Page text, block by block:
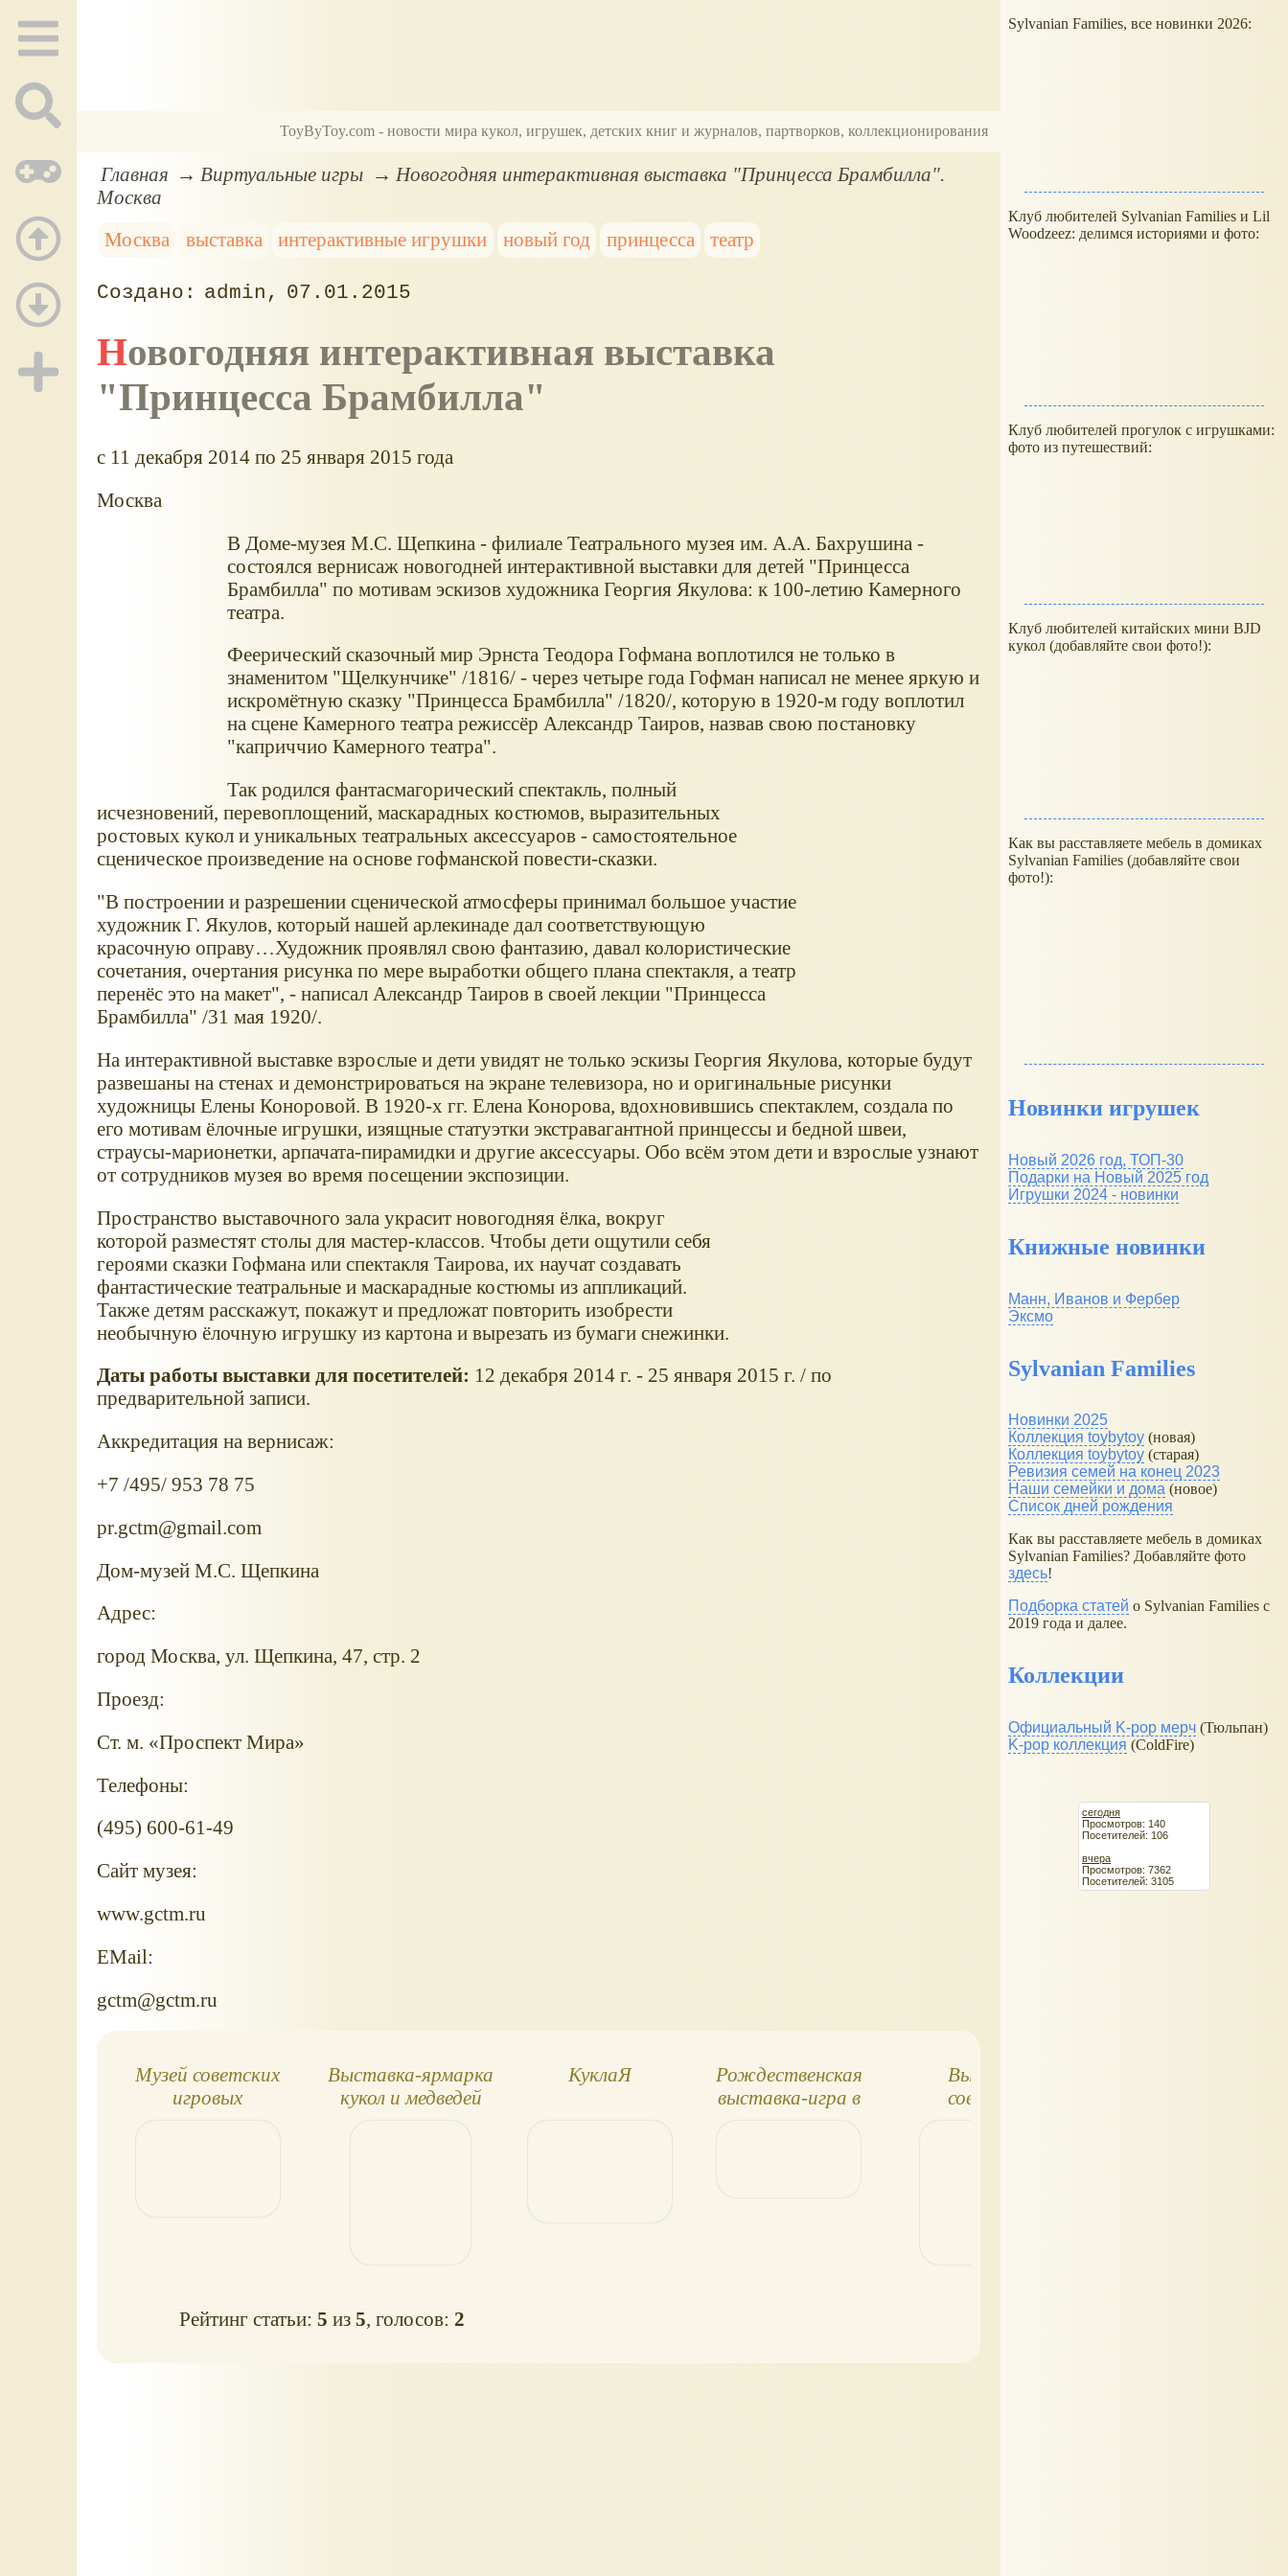
ToyByToy.com - новости мира кукол, игрушек, детских книг и журналов, партворков, коллекционирования
Главная Виртуальные игры
Новогодняя интерактивная выставка "Принцесса Брамбилла".
Москва
Москва
выставка интерактивные игрушки новый год принцесса театр
admin 07.01.2015
Новогодняя интерактивная выставка
"Принцесса Брамбилла"
c 11 декабря 2014 по 25 января 2015 года
Москва
В Доме-музея М.С. Щепкина - филиале Театрального музея им. А.А. Бахрушина -
состоялся вернисаж новогодней интерактивной выставки для детей "Принцесса
Брамбилла" по мотивам эскизов художника Георгия Якулова: к 100-летию Камерного
театра.
Феерический сказочный мир Эрнста Теодора Гофмана воплотился не только в
знаменитом "Щелкунчике" /1816/ - через четыре года Гофман написал не менее яркую и
искромётную сказку "Принцесса Брамбилла" /1820/, которую в 1920-м году воплотил
на сцене Камерного театра режиссёр Александр Таиров, назвав свою постановку
"каприччио Камерного театра".
Так родился фантасмагорический спектакль, полный
исчезновений, перевоплощений, маскарадных костюмов, выразительных
ростовых кукол и уникальных театральных аксессуаров - самостоятельное
сценическое произведение на основе гофманской повести-сказки.
"В построении и разрешении сценической атмосферы принимал большое участие
художник Г. Якулов, который нашей арлекинаде дал соответствующую
красочную оправу…Художник проявлял свою фантазию, давал колористические
сочетания, очертания рисунка по мере выработки общего плана спектакля, а театр
перенёс это на макет", - написал Александр Таиров в своей лекции "Принцесса
Брамбилла" /31 мая 1920/.
На интерактивной выставке взрослые и дети увидят не только эскизы Георгия Якулова, которые будут
развешаны на стенах и демонстрироваться на экране телевизора, но и оригинальные рисунки
художницы Елены Коноровой. В 1920-х гг. Елена Конорова, вдохновившись спектаклем, создала по
его мотивам ёлочные игрушки, изящные статуэтки экстравагантной принцессы и бедной швеи,
страусы-марионетки, арпачата-пирамидки и другие аксессуары. Обо всём этом дети и взрослые узнают
от сотрудников музея во время посещении экспозиции.
Пространство выставочного зала украсит новогодняя ёлка, вокруг
которой разместят столы для мастер-классов. Чтобы дети ощутили себя
героями сказки Гофмана или спектакля Таирова, их научат создавать
фантастические театральные и маскарадные костюмы из аппликаций.
Также детям расскажут, покажут и предложат повторить изобрести
необычную ёлочную игрушку из картона и вырезать из бумаги снежинки.
Даты работы выставки для посетителей: 12 декабря 2014 г. - 25 января 2015 г. / по
предварительной записи.
Аккредитация на вернисаж:
+7 /495/ 953 78 75
pr.gctm@gmail.com
Дом-музей М.С. Щепкина
Адрес:
город Москва, ул. Щепкина, 47, стр. 2
Проезд:
Ст. м. «Проспект Мира»
Телефоны:
(495) 600-61-49
Сайт музея:
www.gctm.ru
EMail:
gctm@gctm.ru
Музей советских
игровых
Выставка-ярмарка
кукол и медведей
КуклаЯ
Рождественская
выставка-игра в
Выставка
советских
Рейтинг статьи:5 из5, голосов:2
Sylvanian Families, все новинки 2026:
Клуб любителей Sylvanian Families и Lil
Woodzeez: делимся историями и фото:
Клуб любителей прогулок с игрушками:
фото из путешествий:
Клуб любителей китайских мини BJD
кукол (добавляйте свои фото!):
Как вы расставляете мебель в домиках
Sylvanian Families (добавляйте свои
фото!):
Новинки игрушек
Новый 2026 год, ТОП-30
Подарки на Новый 2025 год
Игрушки 2024 - новинки
Книжные новинки
Манн, Иванов и Фербер
Эксмо
Sylvanian Families
Новинки 2025
Коллекция toybytoy (новая)
Коллекция toybytoy (старая)
Ревизия семей на конец 2023
Наши семейки и дома (новое)
Список дней рождения
Как вы расставляете мебель в домиках
Sylvanian Families? Добавляйте фото
здесь!
Подборка статей о Sylvanian Families с
2019 года и далее.
Коллекции
Официальный K-pop мерч (Тюльпан)
K-pop коллекция (ColdFire)
сегодня
Просмотров: 140
Посетителей: 106
вчера
Просмотров: 7362
Посетителей: 3105